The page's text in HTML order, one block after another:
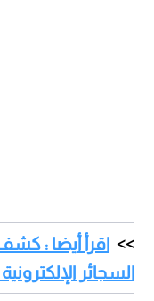
اقرأ أيضا :
السجائر